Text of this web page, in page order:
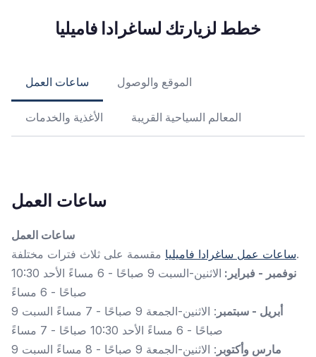
خطط لزيارتك لساغرادا فاميليا
ساعات العمل الموقع والوصول
الأغذية والخدمات المعالم السياحية القريبة
ساعات العمل
ساعات العمل
ساعات عمل ساغرادا فاميليامقسمة على ثلاث فترات مختلفة.
نوفمبر - فبراير:
الاثنين-السبت 9 صباحًا - 6 مساءً الأحد 10:30
صباحًا - 6 مساءً
أبريل - سبتمبر
: الاثنين-الجمعة 9 صباحًا - 7 مساءً السبت 9
صباحًا - 6 مساءً الأحد 10:30 صباحًا - 7 مساءً
مارس وأكتوبر
: الاثنين-الجمعة 9 صباحًا - 8 مساءً السبت 9